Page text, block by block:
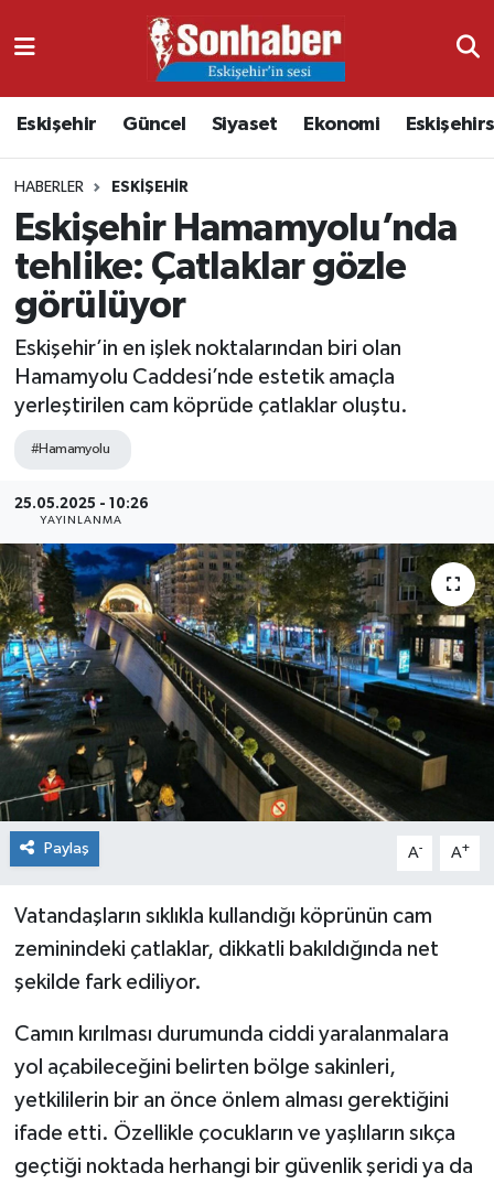
Eskişehir Güncel Siyaset Ekonomi
HABERLER ESKIŞEHIR
Eskişehir Hamamyolu’nda
tehlike: Çatlaklar gözle
görülüyor
Eskişehir’in en işlek noktalarından biri olan
Hamamyolu Caddesi’nde estetik amaçla
yerleştirilen cam köprüde çatlaklar oluştu.
#Hamamyolu
25.05.2025 - 10:26
YAYINLANMA
Paylaş A- A+
Vatandaşların sıklıkla kullandığı köprünün cam
zeminindeki çatlaklar, dikkatli bakıldığında net
şekilde fark ediliyor.
Camın kırılması durumunda ciddi yaralanmalara
yol açabileceğini belirten bölge sakinleri,
yetkililerin bir an önce önlem alması gerektiğini
ifade etti. Özellikle çocukların ve yaşlıların sıkça
geçtiği noktada herhangi bir güvenlik şeridi ya da
Ekonomi
Güncel
Kültür & Sanat
Magazin
Resmi İlanlar
Spor
Nöbetçi Eczaneler
Namaz Vakitleri
Trafik Durumu
Süper Lig Puan Durumu ve Fikstür
Tüm Manşetler
Son Dakika Haberleri